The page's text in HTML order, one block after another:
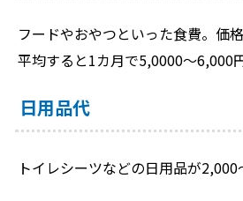
フードやおやつといった食費。価
平均すると1カ月で5,0000～6,000
日用品代
トイレシーツなどの日用品が2,000